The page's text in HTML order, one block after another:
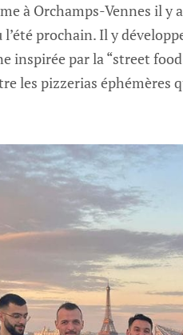
à Orchamps-Vennes il y
prochain. Il y
inspirée par la “street
les pizzerias éphémères